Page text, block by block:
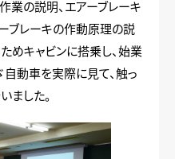
業の説明、エアーブレーキ
ブレーキの作動原理の説
めキャビンに搭乗し、始業
動車を実際に見て、触っ
ました。